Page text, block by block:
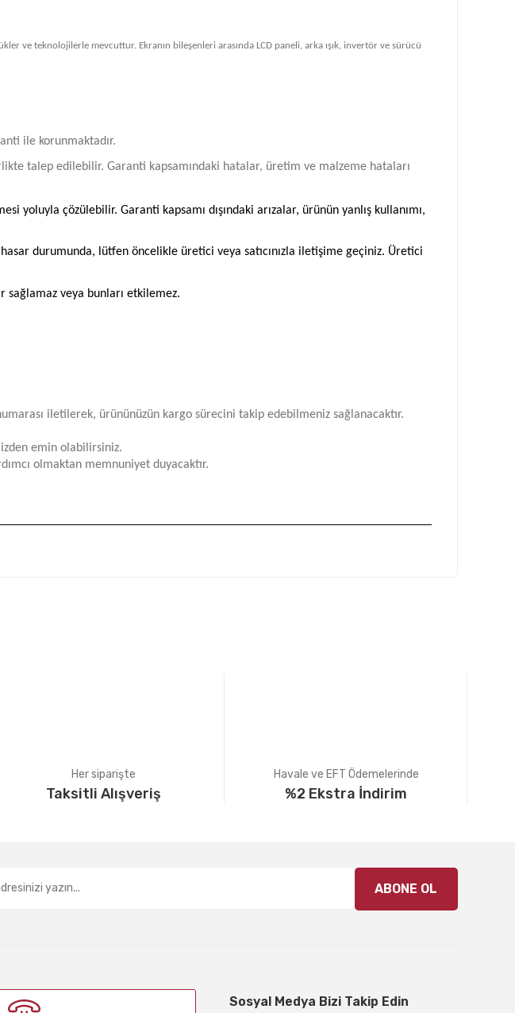
ve teknolojilerle mevcuttur. Ekranın bileşenleri arasında LCD paneli, arka ışık, invertör ve sürücü
ile korunmaktadır.
talep edilebilir. Garanti kapsamındaki hatalar, üretim ve malzeme hataları
çözülebilir. Garanti kapsamı dışındaki arızalar, ürünün yanlış kullanımı,
durumunda, lütfen öncelikle üretici veya satıcınızla iletişime geçiniz. Üretici
sağlamaz veya bunları etkilemez.
iletilerek, ürününüzün kargo sürecini takip edebilmeniz sağlanacaktır.
emin olabilirsiniz.
olmaktan memnuniyet duyacaktır.
Her siparişte
Taksitli Alışveriş
Havale ve EFT Ödemelerinde
%2 Ekstra İndirim
ABONE OL
Sosyal Medya Bizi Takip Edin